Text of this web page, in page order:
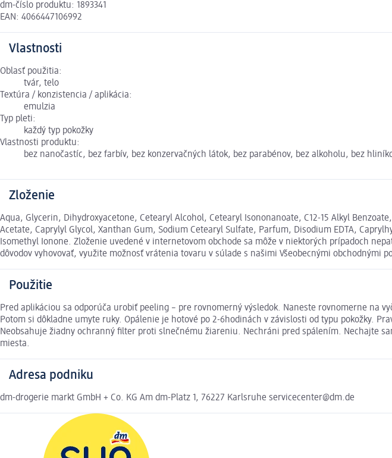
dm-číslo produktu: 1893341
EAN: 4066447106992
Vlastnosti
Oblasť použitia:
tvár, telo
Textúra / konzistencia / aplikácia:
emulzia
Typ pleti:
každý typ pokožky
Vlastnosti produktu:
bez nanočastíc, bez farbív, bez konzervačných látok, bez parabénov, bez alkoholu, bez
Zloženie
Aqua, Glycerin, Dihydroxyacetone, Cetearyl Alcohol, Cetearyl Isononanoate, C12-15 Alkyl
Acetate, Caprylyl Glycol, Xanthan Gum, Sodium Cetearyl Sulfate, Parfum, Disodium EDTA,
Isomethyl Ionone. Zloženie uvedené v internetovom obchode sa môže v niektorých prípadoch
dôvodov vyhovovať, využite možnosť vrátenia tovaru v súlade s našimi Všeobecnými obchodnými
Použitie
Pred aplikáciou sa odporúča urobiť peeling – pre rovnomerný výsledok. Naneste rovnomerne na
Potom si dôkladne umyte ruky. Opálenie je hotové po 2-6hodinách v závislosti od typu pokožky.
Neobsahuje žiadny ochranný filter proti slnečnému žiareniu. Nechráni pred spálením. Nechajte
miesta.
Adresa podniku
dm-drogerie markt GmbH + Co. KG Am dm-Platz 1, 76227 Karlsruhe servicecenter@dm.de